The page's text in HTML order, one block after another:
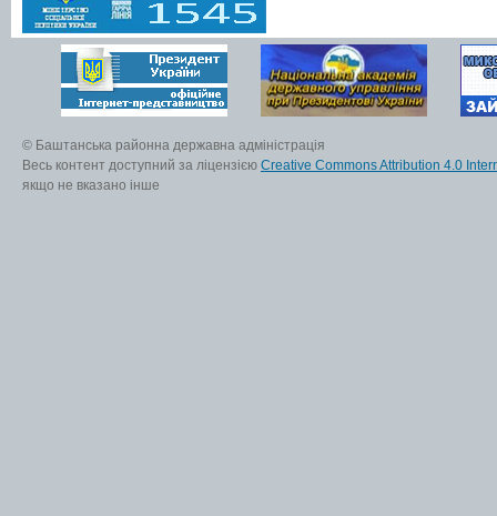
© Баштанська районна державна адміністрація
Весь контент доступний за ліцензією Creative Commons Attribution 4.0
якщо не вказано інше